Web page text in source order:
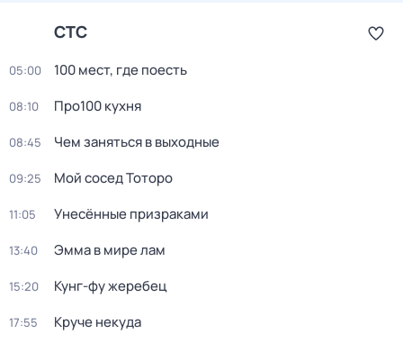
СТС
05:00 100 мест, гдe поеcть
08:10 Про100 кухня
08:45 Чем заняться в выходные
09:25 Мой сосед Тоторо
11:05 Унесённые призраками
13:40 Эмма в мире лам
15:20 Кунг-фу жеребец
17:55 Круче некуда